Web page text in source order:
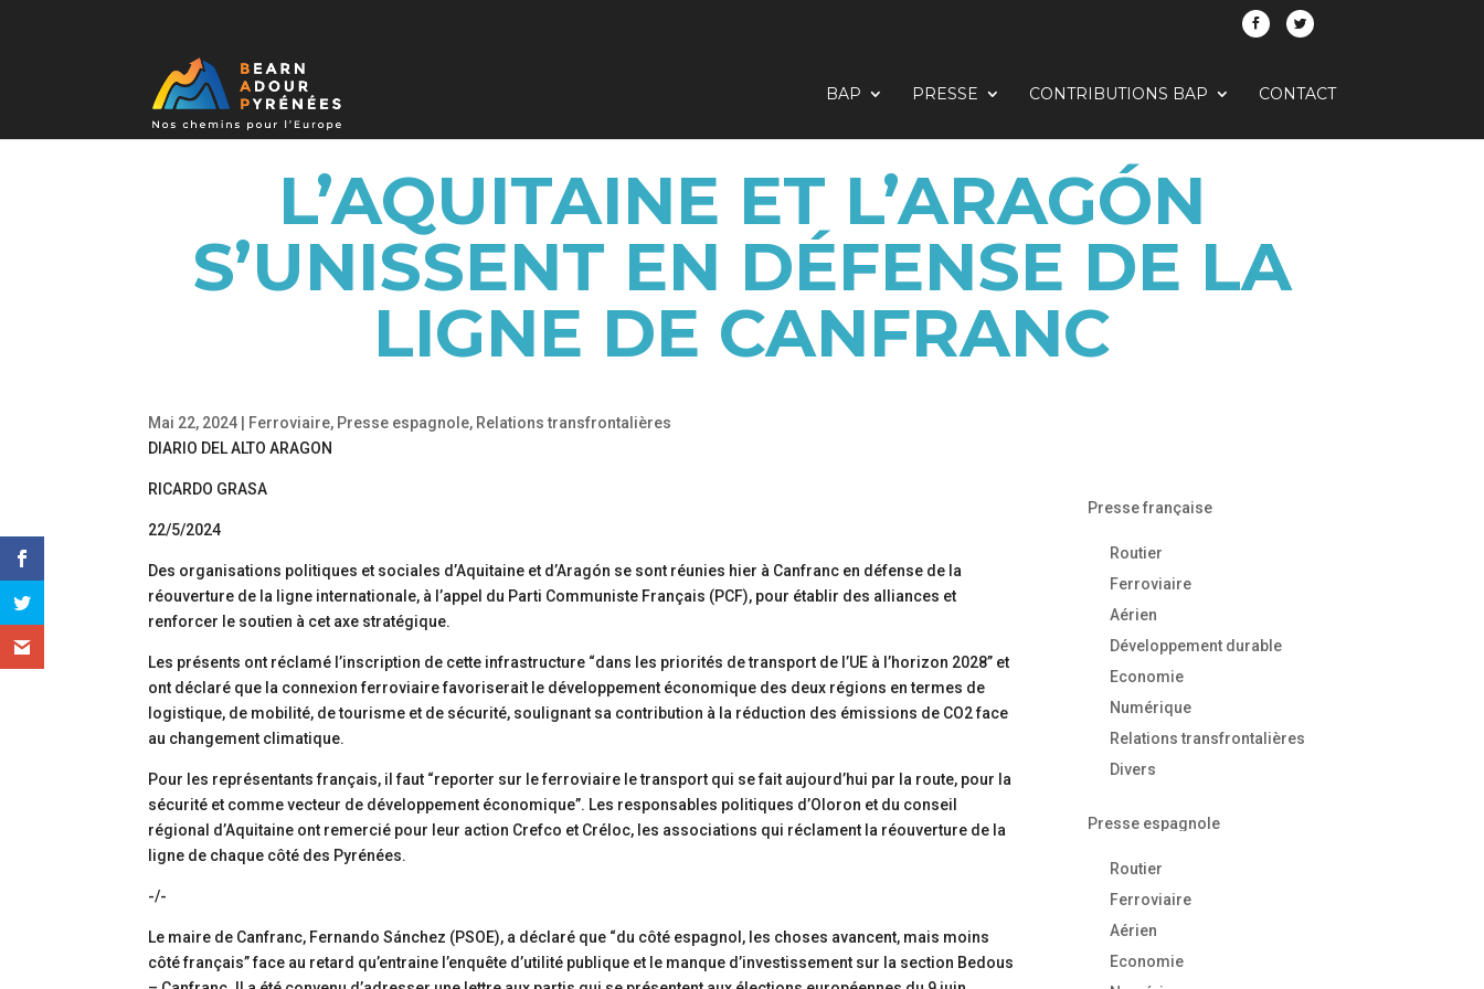
BAP PRESSE CONTRIBUTIONS BAP CONTACT
L’AQUITAINE ET L’ARAGÓN
S’UNISSENT EN DÉFENSE DE LA
LIGNE DE CANFRANC
Mai 22, 2024 Ferroviaire, Presse espagnole, Relations transfrontalières
DIARIO DEL ALTO ARAGON
RICARDO GRASA
22/5/2024
Des organisations politiques et sociales d’Aquitaine et d’Aragón se sont réunies hier à Canfranc en défense de la
réouverture de la ligne internationale, à l’appel du Parti Communiste Français (PCF), pour établir des alliances et
renforcer le soutien à cet axe stratégique.
Les présents ont réclamé l’inscription de cette infrastructure “dans les priorités de transport de l’UE à l’horizon 2028” et
ont déclaré que la connexion ferroviaire favoriserait le développement économique des deux régions en termes de
logistique, de mobilité, de tourisme et de sécurité, soulignant sa contribution à la réduction des émissions de CO2 face
au changement climatique.
Pour les représentants français, il faut “reporter sur le ferroviaire le transport qui se fait aujourd’hui par la route, pour la
sécurité et comme vecteur de développement économique”. Les responsables politiques d’Oloron et du conseil
régional d’Aquitaine ont remercié pour leur action Crefco et Créloc, les associations qui réclament la réouverture de la
ligne de chaque côté des Pyrénées.
-/-
Le maire de Canfranc, Fernando Sánchez (PSOE), a déclaré que “du côté espagnol, les choses avancent, mais moins
côté français” face au retard qu’entraine l’enquête d’utilité publique et le manque d’investissement sur la section Bedous
Presse française
Routier
Ferroviaire
Aérien
Développement durable
Economie
Numérique
Relations transfrontalières
Divers
Presse espagnole
Routier
Ferroviaire
Aérien
Economie